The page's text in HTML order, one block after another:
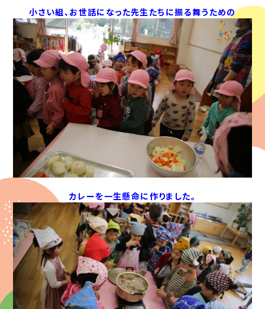
小さい組、お世話になった先生たちに振る舞うための
カレーを一生懸命に作りました。